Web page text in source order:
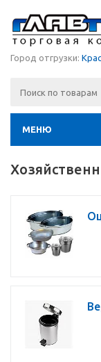
Город отгрузки:
МЕНЮ